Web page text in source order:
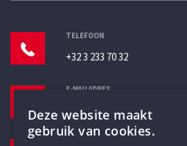
TELEFOON
+32 3 233 70 32
E-MAILADRES
Deze website maakt
gebruik van cookies.